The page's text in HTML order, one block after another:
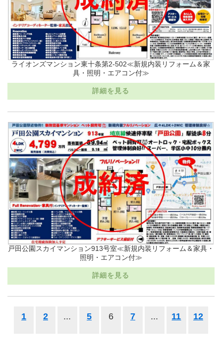
ライオンズマンション東十条第2-502≪新規内装リフォーム＆家
具・照明・エアコン付≫
詳細を見る
戸田公園スカイマンション913号室≪新規内装リフォーム＆家具・
照明・エアコン付≫
詳細を見る
1 2 ... 5 6 7 ... 11 12